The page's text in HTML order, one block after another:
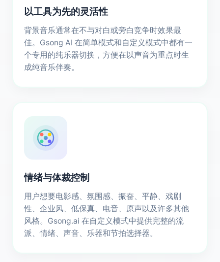
以工具为先的灵活性
背景音乐通常在不与对白或旁白竞争时效果最
佳。Gsong AI 在简单模式和自定义模式中都有一
个专用的纯乐器切换，方便在以声音为重点时生
成纯音乐伴奏。
情绪与体裁控制
用户想要电影感、氛围感、振奋、平静、戏剧
性、企业风、低保真、电音、原声以及许多其他
风格。Gsong.ai 在自定义模式中提供完整的流
派、情绪、声音、乐器和节拍选择器。